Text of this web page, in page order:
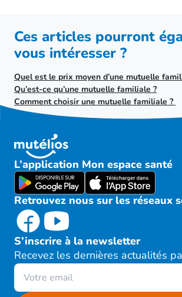
Ces articles pourront
vous intéresser ?
Quel est le prix moyen d’une mutuelle
Qu’est-ce qu’une mutuelle familiale ?
Comment choisir une mutuelle familiale ?
L’application Mon espace santé
Retrouvez nous sur les réseaux
S’inscrire à la newsletter
Recevez les dernières actualités